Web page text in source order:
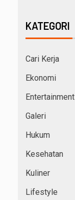
KATEGORI
Cari Kerja
Ekonomi
Entertainment
Galeri
Hukum
Kesehatan
Kuliner
Lifestyle